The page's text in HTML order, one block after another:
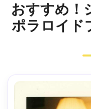
おすすめ！
ポラロイド